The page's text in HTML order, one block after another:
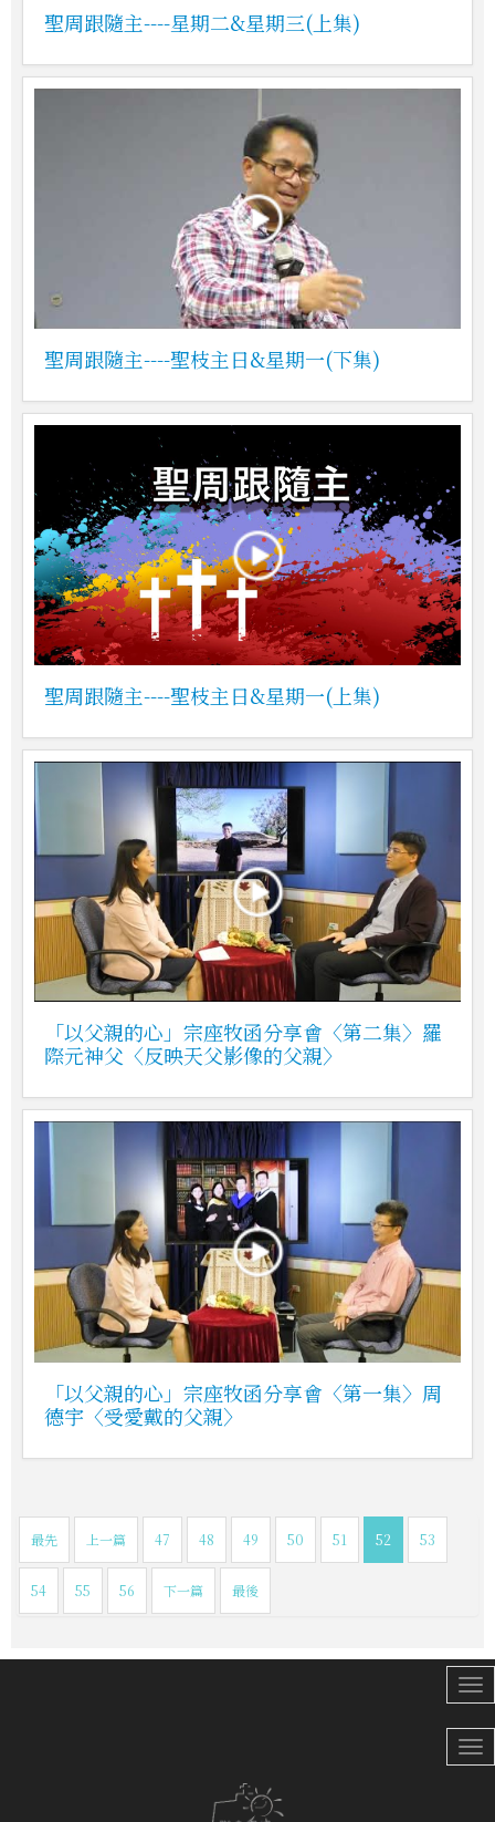
聖周跟隨主----星期二&星期三(上集)
聖周跟隨主----聖枝主日&星期一(下集)
聖周跟隨主----聖枝主日&星期一(上集)
「以父親的心」宗座牧函分享會〈第二集〉羅
際元神父〈反映天父影像的父親〉
「以父親的心」宗座牧函分享會〈第一集〉周
德宇〈受愛戴的父親〉
最先 上一篇 47 48 49 50 51 52 53
54 55 56 下一篇 最後